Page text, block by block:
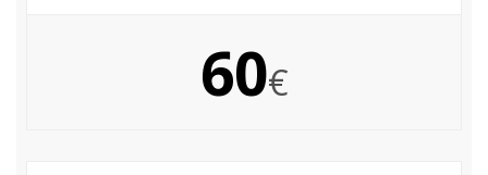
60€